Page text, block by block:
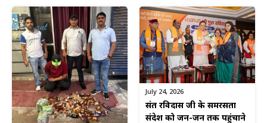
July 24, 2026
संत रविदास जी के समरसता
संदेश को जन-जन तक पहुंचाने